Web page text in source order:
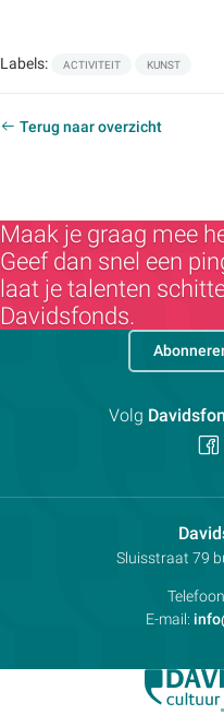
Labels: ACTIVITEIT KUNST
Terug naar overzicht
Maak je graag mee
Geef dan snel een
laat je talenten
Davidsfonds.
Adres:
Sluisstraat 79
E-mail:
Volg